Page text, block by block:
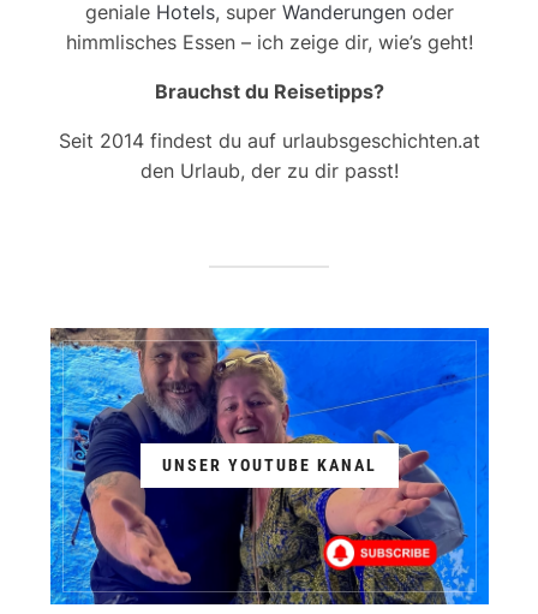
geniale Hotels, super Wanderungenoder
himmlisches Essen – ich zeige dir, wie’s geht!
Brauchst du Reisetipps?
Seit 2014 findest du auf urlaubsgeschichten.at
den Urlaub, der zu dir passt!
UNSER YOUTUBE KANAL